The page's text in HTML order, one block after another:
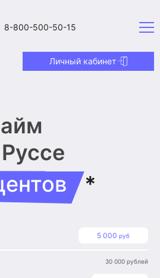
8-800-500-50-15
Личный кабинет
*
5 000 руб
30 000 рублей